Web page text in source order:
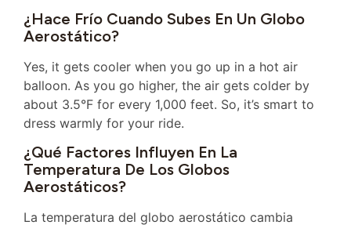
¿Hace Frío Cuando Subes En Un Globo
Aerostático?
Yes, it gets cooler when you go up in a hot air
balloon. As you go higher, the air gets colder by
about 3.5°F for every 1,000 feet. So, it’s smart to
dress warmly for your ride.
¿Qué Factores Influyen En La
Temperatura De Los Globos
Aerostáticos?
La temperatura del globo aerostático cambia